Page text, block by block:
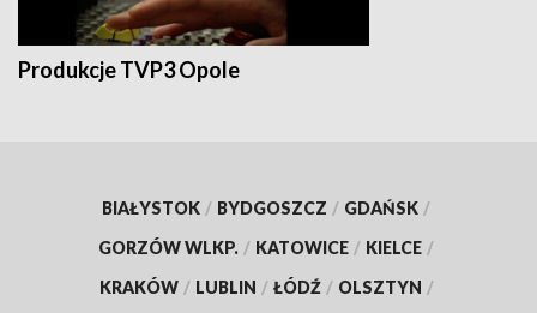
Produkcje TVP3 Opole
BIAŁYSTOK / BYDGOSZCZ / GDAŃSK /
GORZÓW WLKP. / KATOWICE / KIELCE /
KRAKÓW / LUBLIN / ŁÓDŹ / OLSZTYN /